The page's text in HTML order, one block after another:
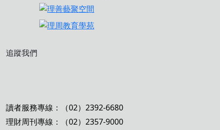
追蹤我們
讀者服務專線：（02）2392-6680
理財周刊專線：（02）2357-9000